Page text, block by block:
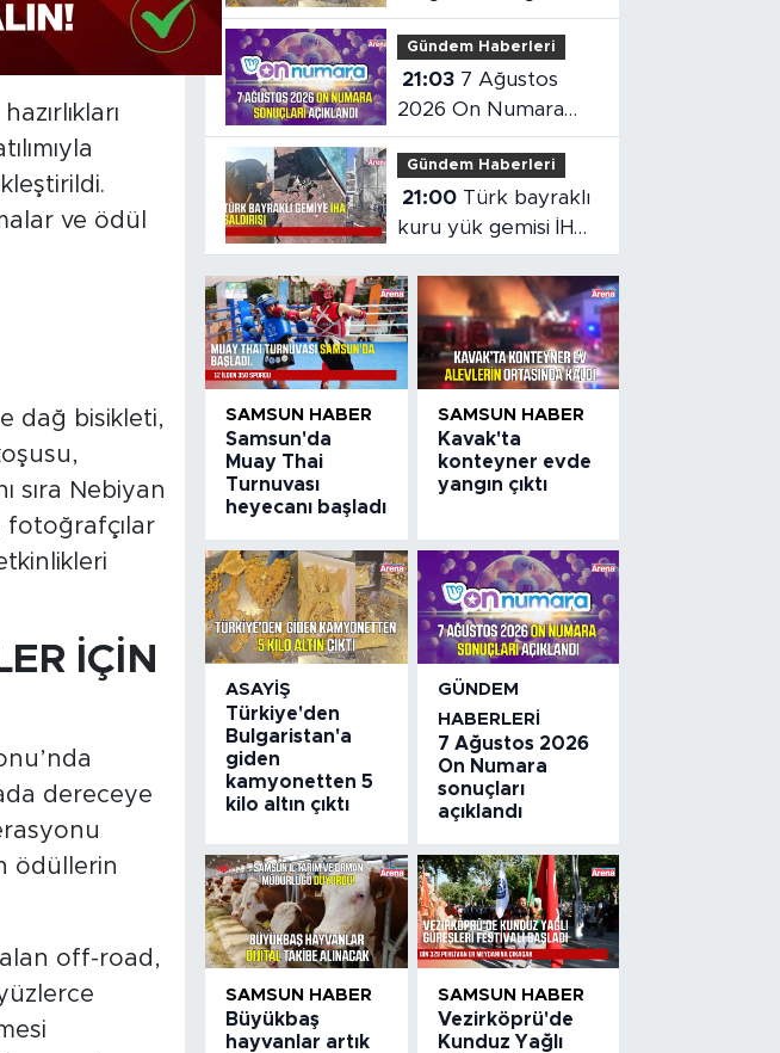
ve ödül
dağ bisikleti,
sıra Nebiyan
fotoğrafçılar
İÇİN
dereceye
ödüllerin
off-road,
kamyonetten 5 kilo
altın çıktı
Gündem Haberleri
21:03
2026 On Numara
sonuçları açıklandı
Gündem Haberleri
21:00
kuru yük gemisi İHA
saldırısına uğradı
SAMSUN HABER
Samsun'da
Muay Thai
Turnuvası
heyecanı başladı
SAMSUN HABER
Kavak'ta
konteyner evde
yangın çıktı
ASAYIŞ
Türkiye'den
Bulgaristan'a
giden
kamyonetten 5
kilo altın çıktı
GÜNDEM
HABERLERI
7 Ağustos 2026
On Numara
sonuçları
açıklandı
SAMSUN HABER
Büyükbaş
hayvanlar artık
SAMSUN HABER
Vezirköprü'de
Kunduz Yağlı